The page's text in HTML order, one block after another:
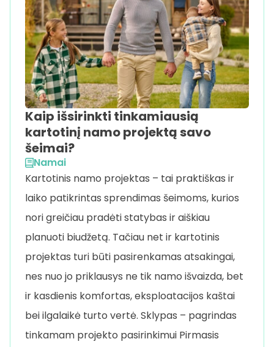
Kaip išsirinkti tinkamiausią
kartotinį namo projektą savo
šeimai?
Namai
Kartotinis namo projektas – tai praktiškas ir
laiko patikrintas sprendimas šeimoms, kurios
nori greičiau pradėti statybas ir aiškiau
planuoti biudžetą. Tačiau net ir kartotinis
projektas turi būti pasirenkamas atsakingai,
nes nuo jo priklausys ne tik namo išvaizda, bet
ir kasdienis komfortas, eksploatacijos kaštai
bei ilgalaikė turto vertė. Sklypas – pagrindas
tinkamam projekto pasirinkimui Pirmasis